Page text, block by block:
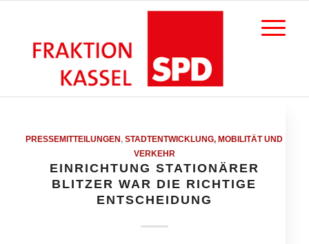
PRESSEMITTEILUNGEN,STADTENTWICKLUNG, MOBILITÄT UND
VERKEHR
EINRICHTUNG STATIONÄRER
BLITZER WAR DIE RICHTIGE
ENTSCHEIDUNG